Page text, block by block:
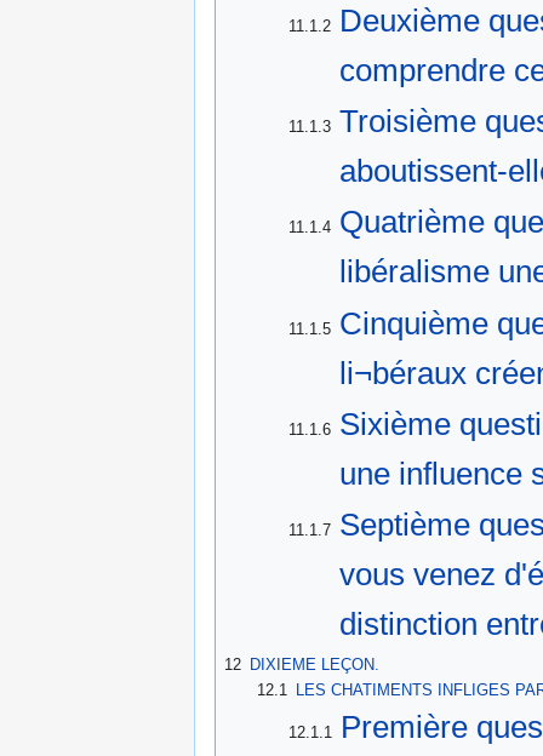
11.1.2 Deuxième
comprendre
11.1.3 Troisième
aboutissent-
11.1.4 Quatrième
libéralisme
11.1.5 Cinquième
li¬béraux
11.1.6 Sixième
une influence
11.1.7 Septième
vous venez
distinction
12 DIXIEME LEÇON.
12.1
LES CHATIMENTS INFLIGES
12.1.1
Première